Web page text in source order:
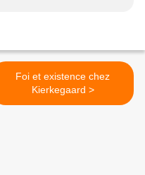
Foi et existence chez
Kierkegaard >